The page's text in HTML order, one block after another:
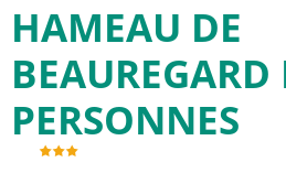
HAMEAU DE
BEAUREGARD
PERSONNES